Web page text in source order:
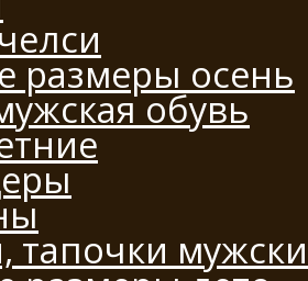
размеры осень
обувь
тапочки